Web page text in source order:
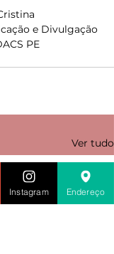
e Divulgação
PE
Ver tudo
Instagram Endereço